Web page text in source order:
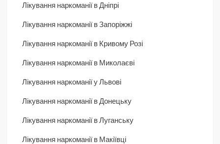
Лікування наркоманії в Дніпрі
Лікування наркоманії в Запоріжжі
Лікування наркоманії в Кривому Розі
Лікування наркоманії в Миколаєві
Лікування наркоманії у Львові
Лікування наркоманії в Донецьку
Лікування наркоманії в Луганську
Лікування наркоманії в Макіївці